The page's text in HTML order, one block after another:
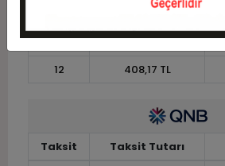
477,95 TL
11
438,09 TL
12
408,17 TL
Taksit Taksit Tutarı